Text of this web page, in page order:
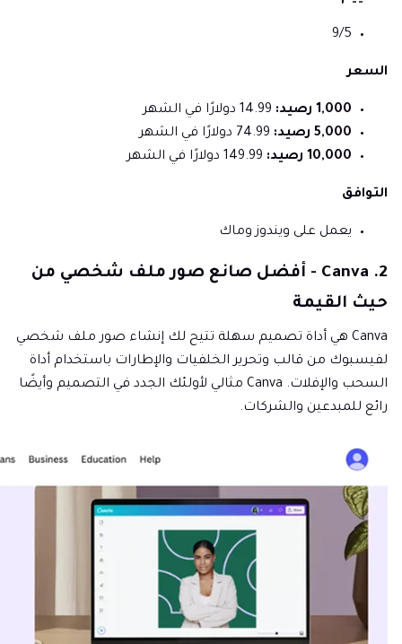
9/5
السعر
1,000 رصيد:
5,000 رصيد:
10,000 رصيد:
التوافق
يعمل على ويندوز وماك
2. Canva - أفضل صانع صور ملف شخصي من
حيث القيمة
Canva هي أداة تصميم سهلة تتيح لك إنشاء صور ملف شخصي
لفيسبوك من قالب وتحرير الخلفيات والإطارات باستخدام أداة
السحب والإفلات. Canva مثالي لأولئك الجدد في التصميم وأيضًا
رائع للمبدعين والشركات.